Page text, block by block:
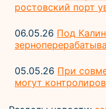
ростовский порт
06.05.26 Под
05.05.26 При
могут